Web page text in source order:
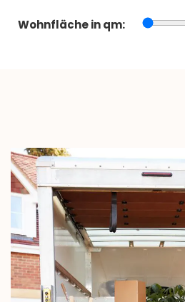
Wohnfläche in qm: